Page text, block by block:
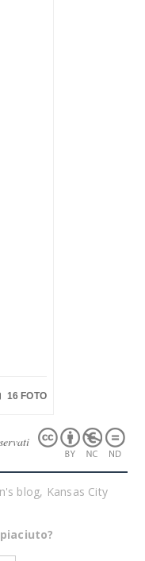
16 FOTO
blog, Kansas City